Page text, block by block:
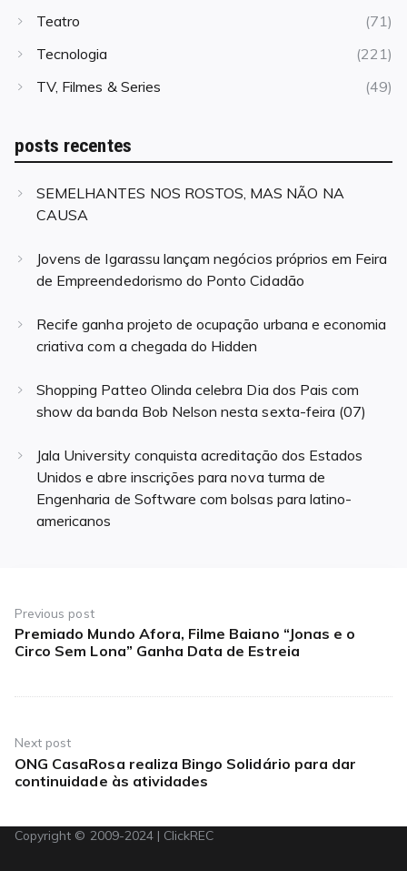
Teatro
(71)
Tecnologia
(221)
TV, Filmes & Series
(49)
posts recentes
SEMELHANTES NOS ROSTOS, MAS NÃO NA
CAUSA
Jovens de Igarassu lançam negócios próprios em Feira
de Empreendedorismo do Ponto Cidadão
Recife ganha projeto de ocupação urbana e economia
criativa com a chegada do Hidden
Shopping Patteo Olinda celebra Dia dos Pais com
show da banda Bob Nelson nesta sexta-feira (07)
Jala University conquista acreditação dos Estados
Unidos e abre inscrições para nova turma de
Engenharia de Software com bolsas para latino-
americanos
de
Post
Previous post
Previous
post:
Premiado Mundo Afora, Filme Baiano “Jonas e o
Circo Sem Lona” Ganha Data de Estreia
Next post
Next
post:
ONG CasaRosa realiza Bingo Solidário para dar
continuidade às atividades
Copyright © 2009-2024 | ClickREC